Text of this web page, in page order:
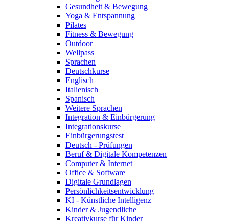
Gesundheit & Bewegung
Yoga & Entspannung
Pilates
Fitness & Bewegung
Outdoor
Wellpass
Sprachen
Deutschkurse
Englisch
Italienisch
Spanisch
Weitere Sprachen
Integration & Einbürgerung
Integrationskurse
Einbürgerungstest
Deutsch - Prüfungen
Beruf & Digitale Kompetenzen
Computer & Internet
Office & Software
Digitale Grundlagen
Persönlichkeitsentwicklung
KI - Künstliche Intelligenz
Kinder & Jugendliche
Kreativkurse für Kinder